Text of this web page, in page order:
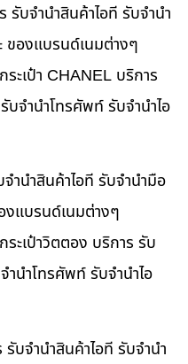
รับจำนำสินค้าไอที รับจำนำ
ของแบรนด์เนมต่างๆ
ะเป๋า CHANEL บริการ
จำนำโทรศัพท์ รับจำนำไอ
ำนำสินค้าไอที รับจำนำมือ
งแบรนด์เนมต่างๆ
ะเป๋าวิตตอง บริการ รับ
นำโทรศัพท์ รับจำนำไอ
บจำนำสินค้าไอที รับจำนำ